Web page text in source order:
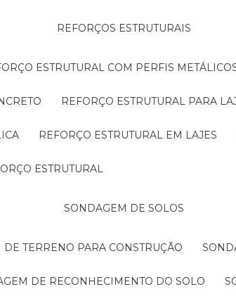
REFORÇOS ESTRUTURAIS
ESTRUTURAL COM PERFIS
REFORÇO ESTRUTURAL PARA
REFORÇO ESTRUTURAL EM LAJES
ESTRUTURAL
SONDAGEM DE SOLOS
DE TERRENO PARA CONSTRUÇÃO
DE RECONHECIMENTO DO SOLO